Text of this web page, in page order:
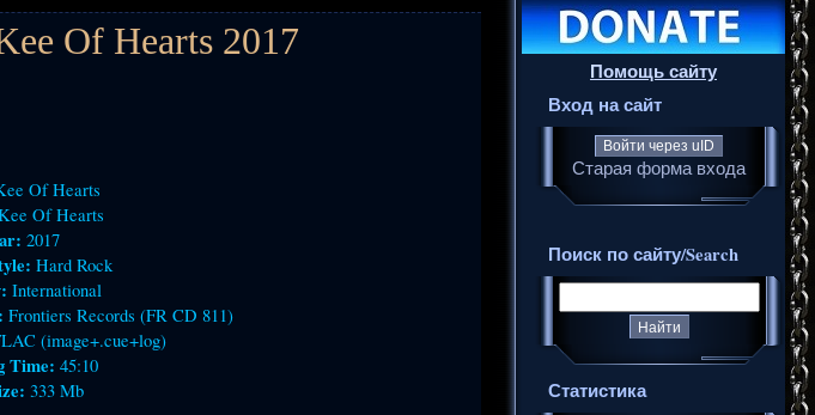
Of Hearts 2017
Of Hearts
Of Hearts
2017
Hard Rock
International
Frontiers Records (FR CD 811)
(image+.cue+log)
Time: 45:10
333 Mb
Помощь сайту
Вход на сайт
Войти через uID
Старая форма входа
Поиск по сайту/Search
Статистика